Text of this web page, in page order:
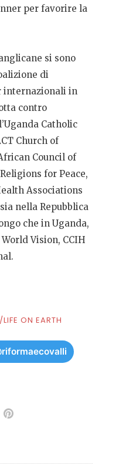
per favorire la
si sono
di
in
contro
Catholic
Church of
Council of
for Peace,
Associations
nella Repubblica
che in Uganda,
Vision, CCIH
ON EARTH